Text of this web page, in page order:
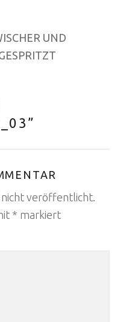
UND
”
veröffentlicht.
* markiert